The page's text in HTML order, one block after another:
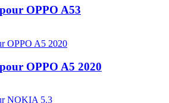
OPPO A53
OPPO A5 2020